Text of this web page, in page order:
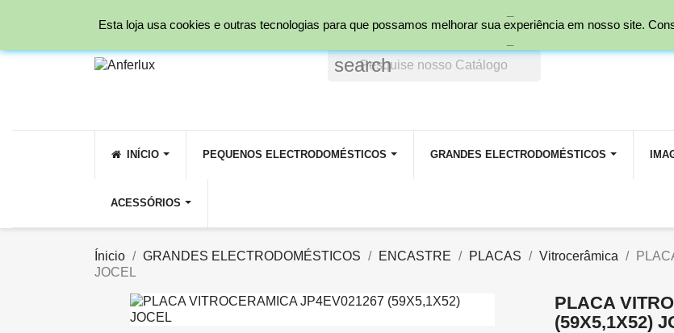
Ligue para nós:231 209 800 ( Rede fixa Nacional)
search
INÍCIO PEQUENOS ELECTRODOMÉSTICOS GRANDES ELECTRODOMÉSTICOS
ACESSÓRIOS
Ínicio GRANDES ELECTRODOMÉSTICOS ENCASTRE PLACAS Vitrocerâmica
JOCEL
PLACA
(59X5,1X52)
Esta loja usa cookies e outras tecnologias para que possamos melhorar sua experiência em nosso site.